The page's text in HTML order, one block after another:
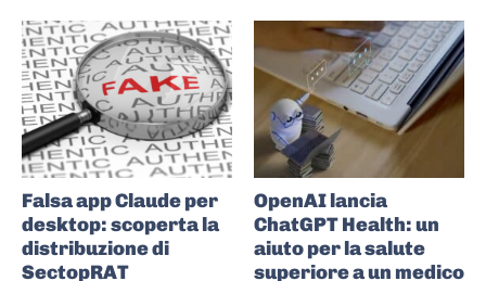
Falsa app Claude per
desktop: scoperta la
distribuzione di
SectopRAT
OpenAI lancia
ChatGPT Health: un
aiuto per la salute
superiore a un medico